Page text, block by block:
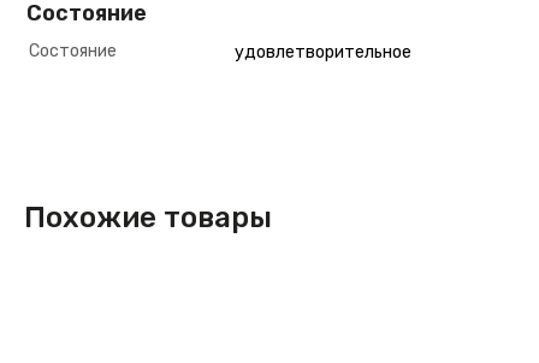
Состояние
Состояние удовлетворительное
Похожие товары